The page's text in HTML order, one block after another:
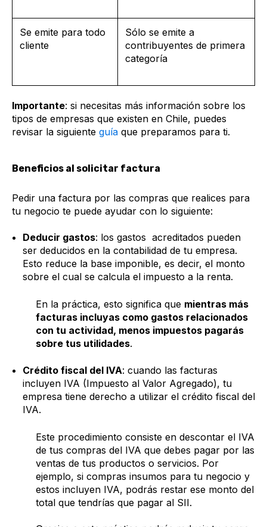
Se emite para todo
cliente
Sólo se emite a
contribuyentes de primera
categoría
Importante: si necesitas más información sobre los
tipos de empresas que existen en Chile, puedes
revisar la siguiente guía que preparamos para ti.
Beneficios al solicitar factura
Pedir una factura por las compras que realices para
tu negocio te puede ayudar con lo siguiente:
Deducir gastos: los gastos acreditados pueden
ser deducidos en la contabilidad de tu empresa.
Esto reduce la base imponible, es decir, el monto
sobre el cual se calcula el impuesto a la renta.
En la práctica, esto significa que mientras más
facturas incluyas como gastos relacionados
con tu actividad, menos impuestos pagarás
sobre tus utilidades.
Crédito fiscal del IVA: cuando las facturas
incluyen IVA (Impuesto al Valor Agregado), tu
empresa tiene derecho a utilizar el crédito fiscal del
IVA.
Este procedimiento consiste en descontar el IVA
de tus compras del IVA que debes pagar por las
ventas de tus productos o servicios. Por
ejemplo, si compras insumos para tu negocio y
estos incluyen IVA, podrás restar ese monto del
total que tendrías que pagar al SII.